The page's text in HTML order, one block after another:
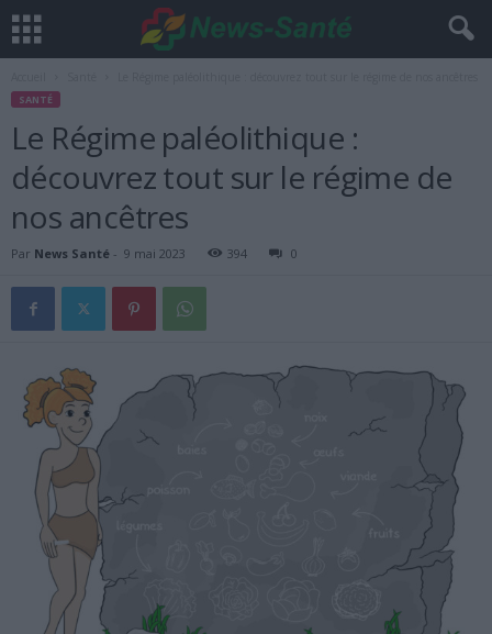
SANTÉ
Le Régime paléolithique :
découvrez tout sur le régime de
nos ancêtres
Par News Santé - 9 mai 2023 394 0